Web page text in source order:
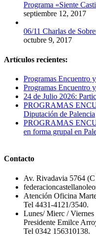
Programa «Siente
septiembre 12, 2017
06/11 Charlas de
octubre 9, 2017
Artículos recientes:
Programas Encuentro
Programas Encuentro
24 de Julio 2026:
PROGRAMAS
Diputación de Palencia
PROGRAMAS
en forma grupal en
Contacto
Av. Rivadavia 5764
Atención Oficina
Tel 4431-4121/3540.
Lunes/ Mierc / Viernes
Presidente Emilce
Tel 0342 156310138.